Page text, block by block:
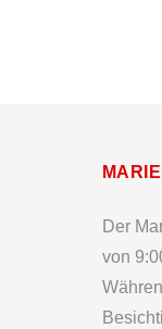
Der
von